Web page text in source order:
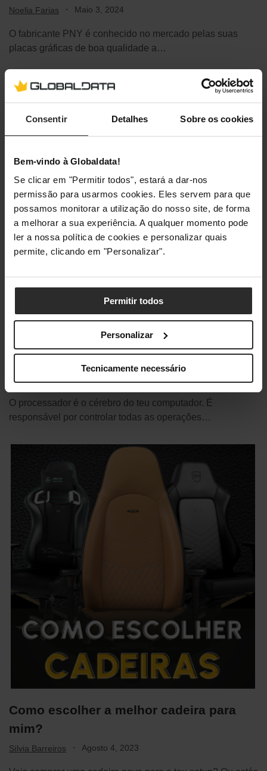
Consentir Detalhes Sobre os cookies
Bem-vindo à Globaldata!
Se clicar em "Permitir todos", estará a dar-nos
permissão para usarmos cookies. Eles servem para que
possamos monitorar a utilização do nosso site, de forma
a melhorar a sua experiência. A qualquer momento pode
ler a nossa política de cookies e personalizar quais
permite, clicando em "Personalizar".
Permitir todos
Personalizar
Tecnicamente necessário
Noelia Farias · Maio 3, 2024
O fabricante PNY é conhecido no mercado pelas suas
placas gráficas de boa qualidade a…
Como escolher um processador para o
teu computador
Sílvia Barreiros
O processador é o cérebro do teu computador. É
responsável por controlar todas as operações…
Como escolher a melhor cadeira para
mim?
Sílvia Barreiros · Agosto 4, 2023